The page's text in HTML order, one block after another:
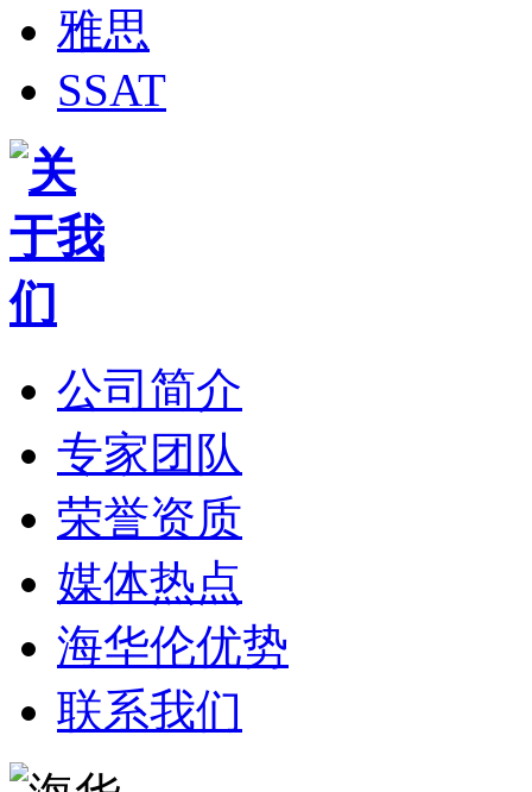
雅思
SSAT
公司简介
专家团队
荣誉资质
媒体热点
海华伦优势
联系我们